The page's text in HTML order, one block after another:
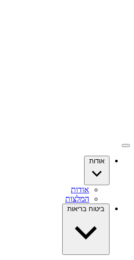
אודות
אודות
המלצות
ביטוח בריאות